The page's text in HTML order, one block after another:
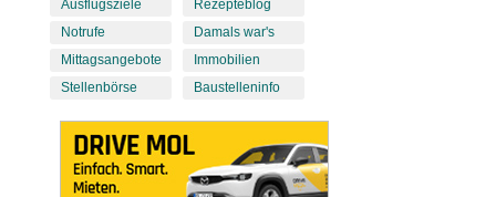
Ausflugsziele
Notrufe
Mittagsangebote
Stellenbörse
Rezepteblog
Damals war's
Immobilien
Baustelleninfo